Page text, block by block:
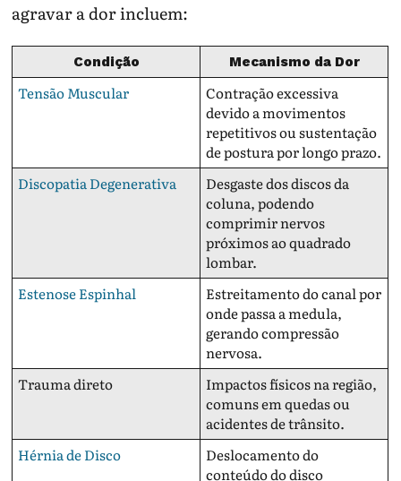
agravar a dor incluem:
Condição Mecanismo da Dor
Tensão Muscular
Contração excessiva
devido a movimentos
repetitivos ou sustentação
de postura por longo prazo.
Discopatia Degenerativa
Desgaste dos discos da
coluna, podendo
comprimir nervos
próximos ao quadrado
lombar.
Estenose Espinhal
Estreitamento do canal por
onde passa a medula,
gerando compressão
nervosa.
Trauma direto
Impactos físicos na região,
comuns em quedas ou
acidentes de trânsito.
Hérnia de Disco
Deslocamento do
conteúdo do disco